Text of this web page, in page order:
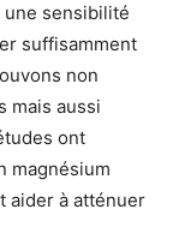
sensibilité
suffisamment
non
mais aussi
ont
magnésium
aider à atténuer